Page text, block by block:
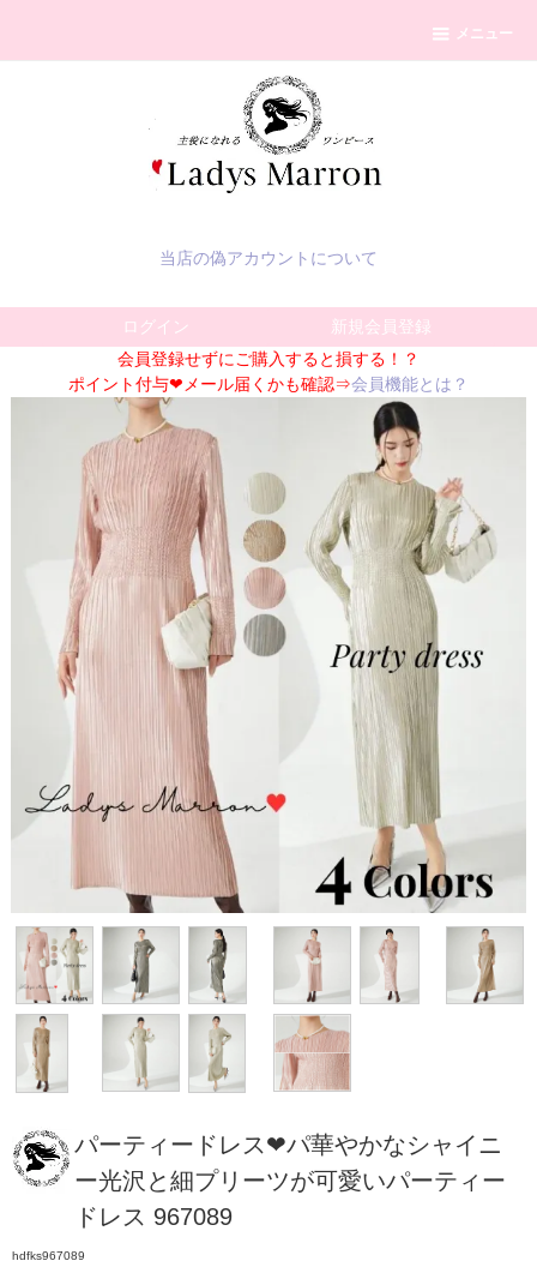
メニュー
当店の偽アカウントについて
ログイン
新規会員登録
会員登録せずにご購入すると損する！？
ポイント付与❤メール届くかも確認⇒会員機能とは？
パーティードレス❤パ華やかなシャイニ
ー光沢と細プリーツが可愛いパーティー
ドレス 967089
hdfks967089